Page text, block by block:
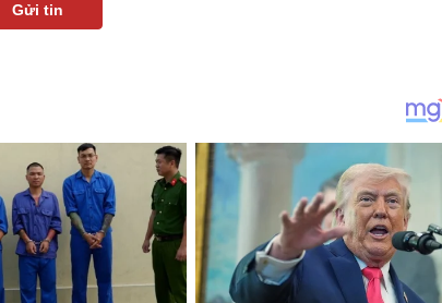
Gửi tin